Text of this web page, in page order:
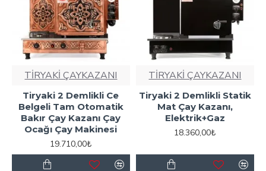
TİRYAKİ ÇAYKAZANI
Tiryaki 2 Demlikli Ce
Belgeli Tam Otomatik
Bakır Çay Kazanı Çay
Ocağı Çay Makinesi
19.710,00₺
TİRYAKİ ÇAYKAZANI
Tiryaki 2 Demlikli Statik
Mat Çay Kazanı,
Elektrik+Gaz
18.360,00₺